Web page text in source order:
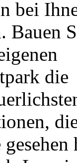
bei
Bauen
die